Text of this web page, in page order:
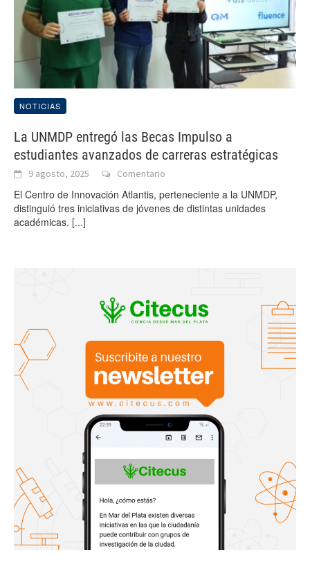
NOTICIAS
La UNMDP entregó las Becas Impulso a
estudiantes avanzados de carreras estratégicas
9 agosto, 2025 Comentario
El Centro de Innovación Atlantis, perteneciente a la UNMDP,
distinguió tres iniciativas de jóvenes de distintas unidades
académicas. [...]